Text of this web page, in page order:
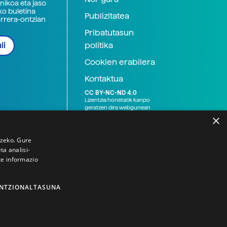
eta jaso
buletina
ontzian
Publizitatea
Pribatutasun
politika
Cookien erabilera
Kontaktua
CC BY-NC-ND 4.0
Lizentzia honetatik kanpo
geratzen dira webgunean
×
Gure
analisi-
informazio